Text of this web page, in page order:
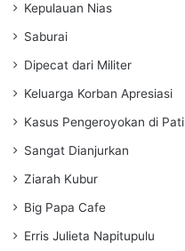
Kepulauan Nias
Saburai
Dipecat dari Militer
Keluarga Korban Apresiasi
Kasus Pengeroyokan di Pati
Sangat Dianjurkan
Ziarah Kubur
Big Papa Cafe
Erris Julieta Napitupulu